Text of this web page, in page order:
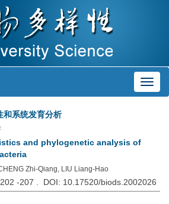
和系统发育分析
and phylogenetic analysis of
Zhi-Qiang, LIU Liang-Hao
-207 . DOI: 10.17520/biods.2002026